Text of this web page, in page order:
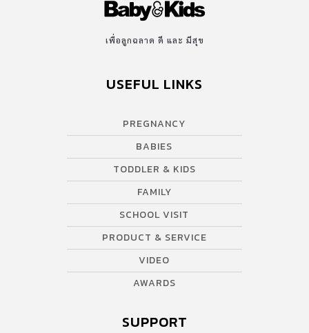
เพื่อลูกฉลาด ดี และ มีสุข
USEFUL LINKS
PREGNANCY
BABIES
TODDLER & KIDS
FAMILY
SCHOOL VISIT
PRODUCT & SERVICE
VIDEO
AWARDS
SUPPORT